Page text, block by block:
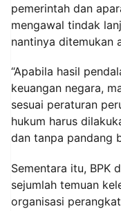
pemerintah dan
mengawal tindak
nantinya ditemukan
“Apabila hasil
keuangan negara,
sesuai peraturan
hukum harus
dan tanpa pandang
Sementara itu, BPK
sejumlah temuan
organisasi